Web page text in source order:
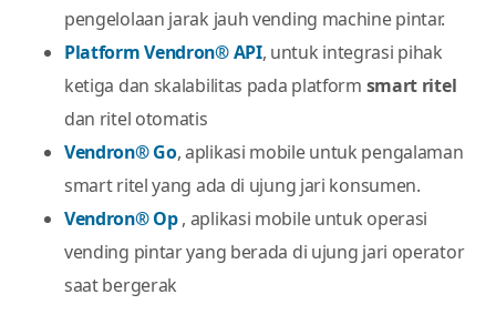
pengelolaan jarak jauh vending machine pintar.
Platform Vendron® API, untuk integrasi pihak
ketiga dan skalabilitas pada platform smart ritel
dan ritel otomatis
Vendron® Go, aplikasi mobile untuk pengalaman
smart ritel yang ada di ujung jari konsumen.
Vendron® Op, aplikasi mobile untuk operasi
vending pintar yang berada di ujung jari operator
saat bergerak